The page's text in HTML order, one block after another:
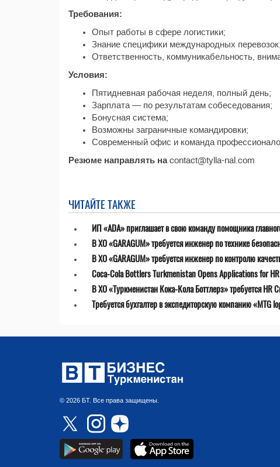
Требования:
Опыт работы в сфере логистики;
Знание специфики международных перевозок;
Ответственность, коммуникабельность,
Условия:
Пятидневная рабочая неделя, полный день;
Зарплата — по результатам собеседования;
Бонусная система;
Возможны заграничные командировки;
Современный офис и команда
Резюме направлять наcontact@tylla-nal.com
ЧИТАЙТЕ ТАКЖЕ
ИП «ADA» приглашает в свою команду помощника
В ХО «GARAGUM» требуется инженер по технике
В ХО «GARAGUM» требуется инженер по контролю
Coca-Cola Bottlers Turkmenistan Opens Applications for
В ХО «Туркменистан Кока-Кола Боттлерз» требуется HR
Требуется бухгалтер в экспедиторскую компанию «MTG
© 2026 БТ. Все права защищены.